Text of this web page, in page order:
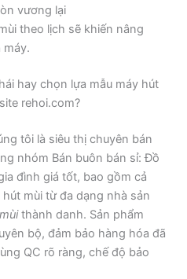
vương lại
theo lịch sẽ khiến nâng
máy.
hay chọn lựa mẫu máy hút
rehoi.com?
tôi là siêu thị chuyên bán
nhóm Bán buôn bán sỉ: Đồ
đình giá tốt, bao gồm cả
mùi từ đa dạng nhà sản
thành danh. Sản phẩm
bộ, đảm bảo hàng hóa đã
QC rõ ràng, chế độ bảo